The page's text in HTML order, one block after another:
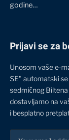
godine…
Prijavi se za
Unosom vaše e-
SE" automatski
sedmičnog
dostavljamo na
i besplatno